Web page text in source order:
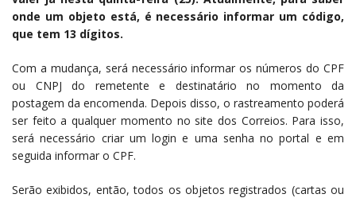
onde um objeto está, é necessário informar um código,
que tem 13 dígitos.
Com a mudança, será necessário informar os números do CPF
ou CNPJ do remetente e destinatário no momento da
postagem da encomenda. Depois disso, o rastreamento poderá
ser feito a qualquer momento no site dos Correios. Para isso,
será necessário criar um login e uma senha no portal e em
seguida informar o CPF.
Serão exibidos, então, todos os objetos registrados (cartas ou